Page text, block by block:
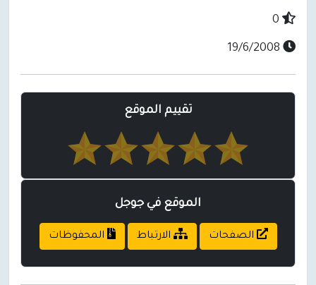
تقييم الموقع
الموقع في جوجل
الصفحات الارتباط المحفوظات